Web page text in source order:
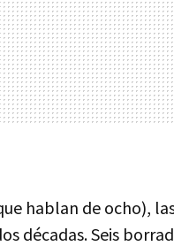
hablan de ocho),
décadas. Seis